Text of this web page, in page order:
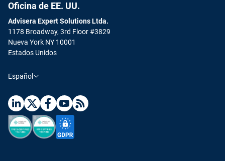
Oficina de EE. UU.
Advisera Expert Solutions Ltda.
1178 Broadway, 3rd Floor #3829
Nueva York NY 10001
Estados Unidos
Español